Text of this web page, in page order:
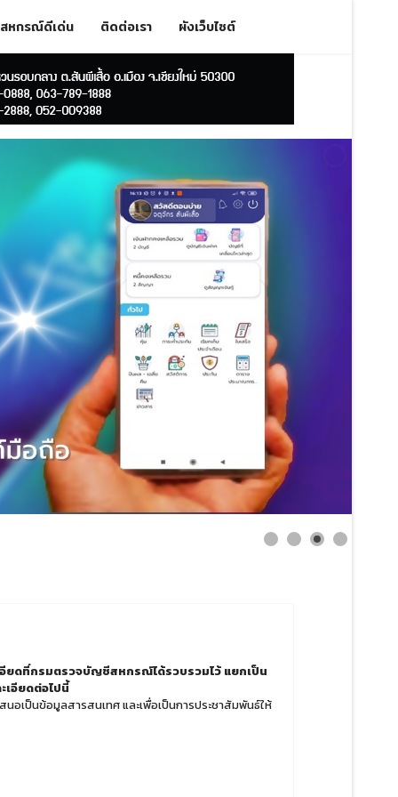
สหกรณ์ดีเด่น ติดต่อเรา ผังเว็บไซต์
อียดที่กรมตรวจบัญชีสหกรณ์ได้รวบรวมไว้ แยกเป็น
เอียดต่อไปนี้
เป็นข้อมูลสารสนเทศ และเพื่อเป็นการประชาสัมพันธ์ให้